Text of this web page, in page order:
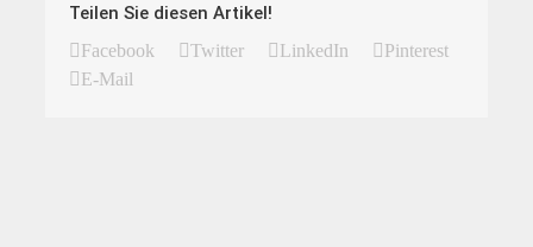
Teilen Sie diesen Artikel!
Facebook Twitter LinkedIn
Pinterest
E-Mail